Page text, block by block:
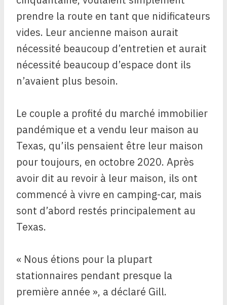
prendre la route en tant que nidificateurs
vides. Leur ancienne maison aurait
nécessité beaucoup d’entretien et aurait
nécessité beaucoup d’espace dont ils
n’avaient plus besoin.
Le couple a profité du marché immobilier
pandémique et a vendu leur maison au
Texas, qu’ils pensaient être leur maison
pour toujours, en octobre 2020. Après
avoir dit au revoir à leur maison, ils ont
commencé à vivre en camping-car, mais
sont d’abord restés principalement au
Texas.
« Nous étions pour la plupart
stationnaires pendant presque la
première année », a déclaré Gill.